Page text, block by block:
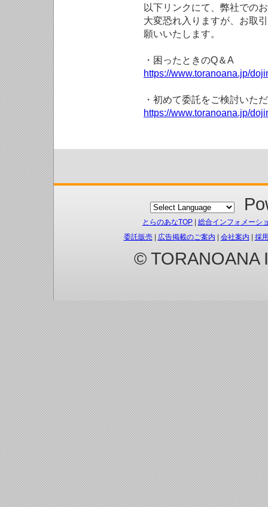
以下リンクにて、弊社での
大変恐れ入りますが、お取
願いいたします。
・困ったときのQ＆A
https://www.toranoana.jp/
・初めて委託をご検討いた
https://www.toranoana.jp/
とらのあなTOP
総合インフォメーシ
委託販売| 広告掲載のご案内 会社案内 採
© TORANOANA